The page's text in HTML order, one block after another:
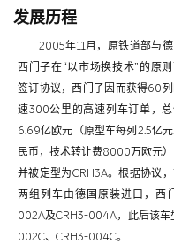
发展历程
2005年11月，原铁道部与德
西门子在“以市场换技术”的原
签订协议，西门子因而获得60
速300公里的高速列车订单，总
6.69亿欧元（原型车每列2.5亿元
民币，技术转让费8000万欧元）
并被定型为CRH3A。根据协议
两组列车由德国原装进口，西
002A及CRH3-004A，此后该车
002C、CRH3-004C。